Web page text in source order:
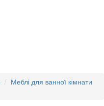
Меблі для ванної кімнати